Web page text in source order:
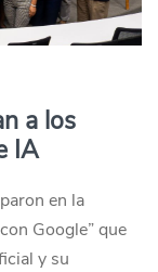
a los
IA
en la
Google” que
y su